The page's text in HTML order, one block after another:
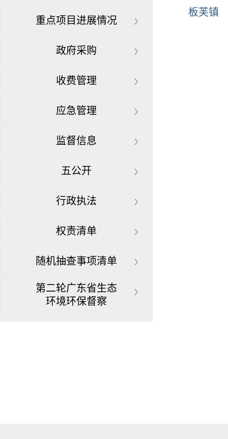
重点项目进展情况
政府采购
收费管理
应急管理
监督信息
五公开
行政执法
权责清单
随机抽查事项清单
第二轮广东省生态
环境环保督察
板芙镇